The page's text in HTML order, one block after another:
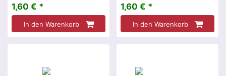
1,60 € *
In den Warenkorb
1,60 € *
In den Warenkorb